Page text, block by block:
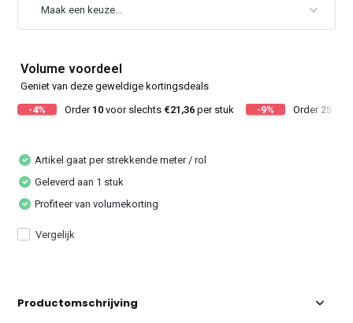
Volume voordeel
Geniet van deze geweldige kortingsdeals
-4%
Order 10 voor slechts €21,36 per stuk -9% Order 25
Artikel gaat per strekkende meter / rol
Geleverd aan 1 stuk
Profiteer van volumekorting
Vergelijk
Productomschrijving